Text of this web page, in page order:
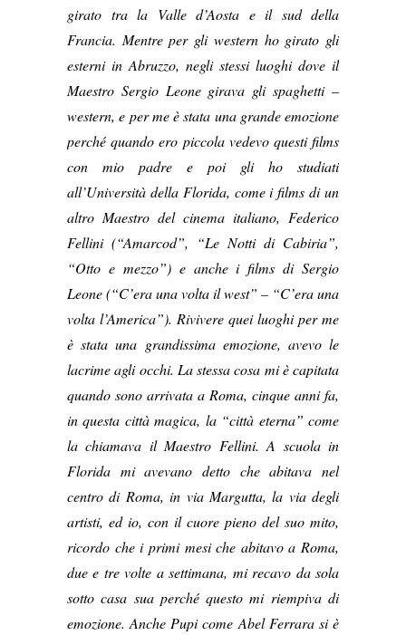
girato tra la Valle d’Aosta e il sud della
Francia. Mentre per gli western ho girato gli
esterni in Abruzzo, negli stessi luoghi dove il
Maestro Sergio Leone girava gli spaghetti –
western, e per me è stata una grande emozione
perché quando ero piccola vedevo questi films
con mio padre e poi gli ho studiati
all’Università della Florida, come i films di un
altro Maestro del cinema italiano, Federico
Fellini (“Amarcod”, “Le Notti di Cabiria”,
“Otto e mezzo”) e anche i films di Sergio
Leone (“C’era una volta il west” – “C’era una
volta l’America”). Rivivere quei luoghi per me
è stata una grandissima emozione, avevo le
lacrime agli occhi. La stessa cosa mi è capitata
quando sono arrivata a Roma, cinque anni fa,
in questa città magica, la “città eterna” come
la chiamava il Maestro Fellini. A scuola in
Florida mi avevano detto che abitava nel
centro di Roma, in via Margutta, la via degli
artisti, ed io, con il cuore pieno del suo mito,
ricordo che i primi mesi che abitavo a Roma,
due e tre volte a settimana, mi recavo da sola
sotto casa sua perché questo mi riempiva di
emozione. Anche Pupi come Abel Ferrara si è